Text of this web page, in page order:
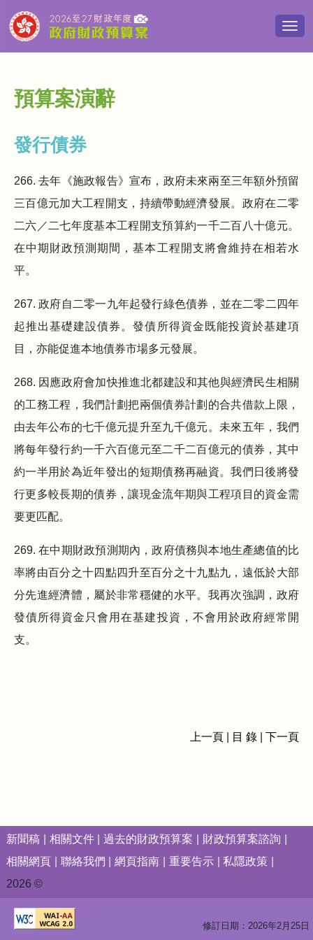
切
預算案演辭
發行債券
266. 去年《施政報告》宣布，政府未來兩至三年額外預留
三百億元加大工程開支，持續帶動經濟發展。政府在二零
二六／二七年度基本工程開支預算約一千二百八十億元。
在中期財政預測期間，基本工程開支將會維持在相若水
平。
267. 政府自二零一九年起發行綠色債券，並在二零二四年
起推出基礎建設債券。發債所得資金既能投資於基建項
目，亦能促進本地債券市場多元發展。
268. 因應政府會加快推進北都建設和其他與經濟民生相關
的工務工程，我們計劃把兩個債券計劃的合共借款上限，
由去年公布的七千億元提升至九千億元。未來五年，我們
將每年發行約一千六百億元至二千二百億元的債券，其中
約一半用於為近年發出的短期債務再融資。我們日後將發
行更多較長期的債券，讓現金流年期與工程項目的資金需
要更匹配。
269. 在中期財政預測期內，政府債務與本地生產總值的比
率將由百分之十四點四升至百分之十九點九，遠低於大部
分先進經濟體，屬於非常穩健的水平。我再次強調，政府
發債所得資金只會用在基建投資，不會用於政府經常開
支。
上一頁 目 錄 下一頁
新聞稿 相關文件 過去的財政預算案
財政預算案諮詢
相關網頁
聯絡我們 網頁指南 重要告示
私隱政策
2026 ©
修訂日期：2026年2月25日